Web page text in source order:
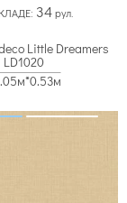
34рул.
Little Dreamers
LD1020